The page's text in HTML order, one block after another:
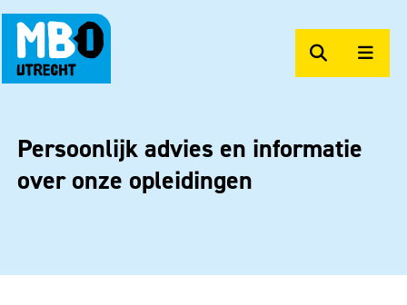
Zoeken
Persoonlijk advies en informatie
over onze opleidingen